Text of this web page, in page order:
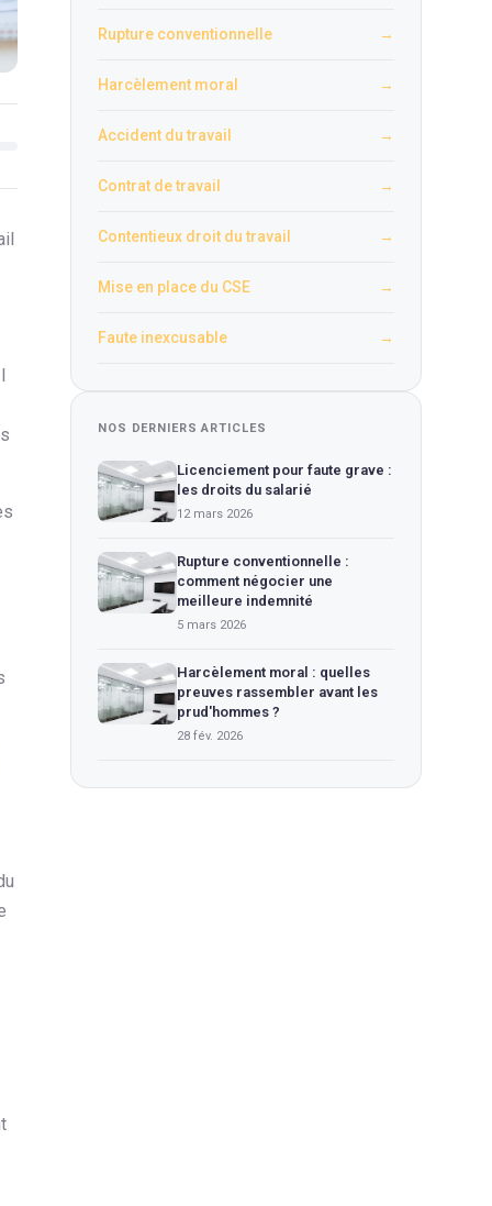
Rupture conventionnelle →
Harcèlement moral →
Accident du travail →
Contrat de travail →
Contentieux droit du travail →
Mise en place du CSE →
Faute inexcusable →
NOS DERNIERS ARTICLES
Licenciement pour faute grave :
les droits du salarié
12 mars 2026
Rupture conventionnelle :
comment négocier une
meilleure indemnité
5 mars 2026
Harcèlement moral : quelles
preuves rassembler avant les
prud'hommes ?
28 fév. 2026